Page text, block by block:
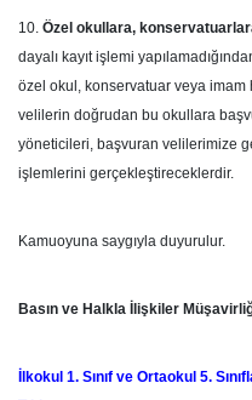
10. Özel okullara,
dayalı kayıt işlemi
özel okul, konservatuar veya imam
velilerin doğrudan bu okullara
yöneticileri, başvuran velilerimize
işlemlerini gerçekleştireceklerdir.
Kamuoyuna saygıyla duyurulur.
​​​​​​Basın ve Halkla İlişkiler
İlkokul 1. Sınıf ve Ortaokul 5.